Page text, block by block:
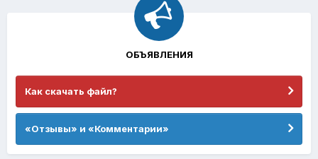
ОБЪЯВЛЕНИЯ
Как скачать файл?
«Отзывы» и «Комментарии»